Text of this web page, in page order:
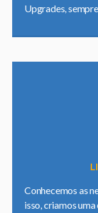
Upgrades,
Conhecemos as
isso, criamos